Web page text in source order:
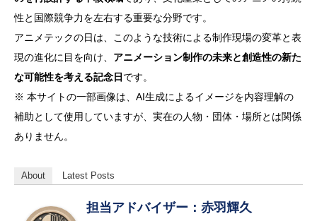
性と国際競争力を左右する重要な分野です。
アニメテックの日は、このような技術による制作現場の変革と表
現の進化に目を向け、 アニメーション制作の未来と創造性の新た
な可能性を考える記念日 です。
※ 本サイトの一部画像は、AI生成によるイメージを内容理解の
補助として使用していますが、実在の人物・団体・場所とは関係
ありません。
About Latest Posts
担当アドバイザー：赤羽輝久